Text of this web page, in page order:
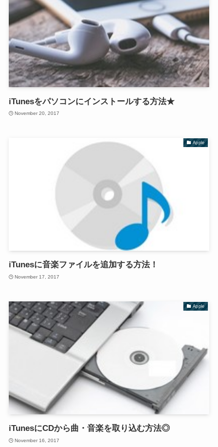
iTunesをパソコンにインストールする方法★
November 20, 2017
Apple
iTunesに音楽ファイルを追加する方法！
November 17, 2017
Apple
iTunesにCDから曲・音楽を取り込む方法◎
November 16, 2017